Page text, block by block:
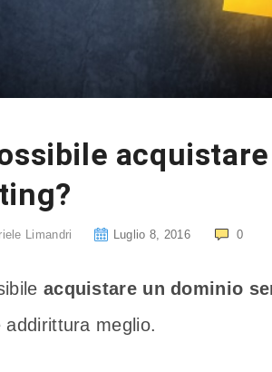
Limandri Luglio 8, 2016 0
acquistare un dominio
addirittura meglio.